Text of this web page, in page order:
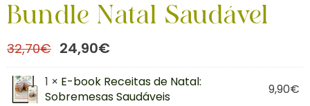
Bundle Natal Saudável
32,70€ 24,90€
1 × E-book Receitas de Natal:
Sobremesas Saudáveis
9,90€